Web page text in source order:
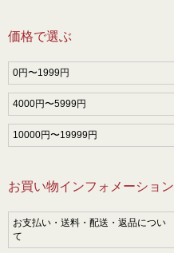
価格で選ぶ
0円〜1999円
4000円〜5999円
10000円〜19999円
お買い物インフォメーション
お支払い・送料・配送・返品につい
て